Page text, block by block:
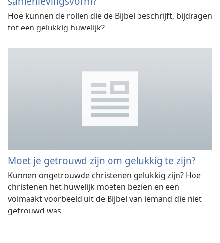
Hoe kunnen de rollen die de Bijbel beschrijft, bijdragen
tot een gelukkig huwelijk?
Moet je getrouwd zijn om gelukkig te zijn?
Kunnen ongetrouwde christenen gelukkig zijn? Hoe
christenen het huwelijk moeten bezien en een
volmaakt voorbeeld uit de Bijbel van iemand die niet
getrouwd was.